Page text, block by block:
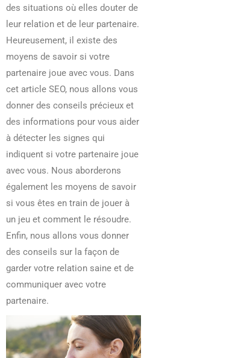
des situations où elles douter de
leur relation et de leur partenaire.
Heureusement, il existe des
moyens de savoir si votre
partenaire joue avec vous. Dans
cet article SEO, nous allons vous
donner des conseils précieux et
des informations pour vous aider
à détecter les signes qui
indiquent si votre partenaire joue
avec vous. Nous aborderons
également les moyens de savoir
si vous êtes en train de jouer à
un jeu et comment le résoudre.
Enfin, nous allons vous donner
des conseils sur la façon de
garder votre relation saine et de
communiquer avec votre
partenaire.